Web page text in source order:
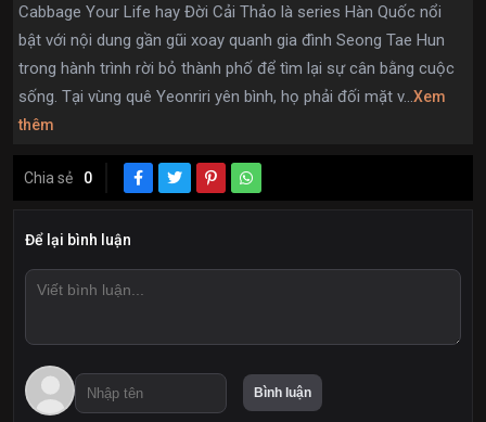
Cabbage Your Life hay Đời Cải Thảo là series Hàn Quốc nổi
bật với nội dung gần gũi xoay quanh gia đình Seong Tae Hun
trong hành trình rời bỏ thành phố để tìm lại sự cân bằng cuộc
sống. Tại vùng quê Yeonriri yên bình, họ phải đối mặt v...Xem
thêm
Chia sẻ 0
Để lại bình luận